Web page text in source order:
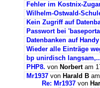
Fehler im Kostnix-
Wilhelm-Ostwald-
Kein Zugriff auf
Passwort bei
Datenbanken auf
Wieder alle Einträge
bp unirdisch
PHP8. von Norbertam
Mr1937 von Harald B
Re: Mr1937 von